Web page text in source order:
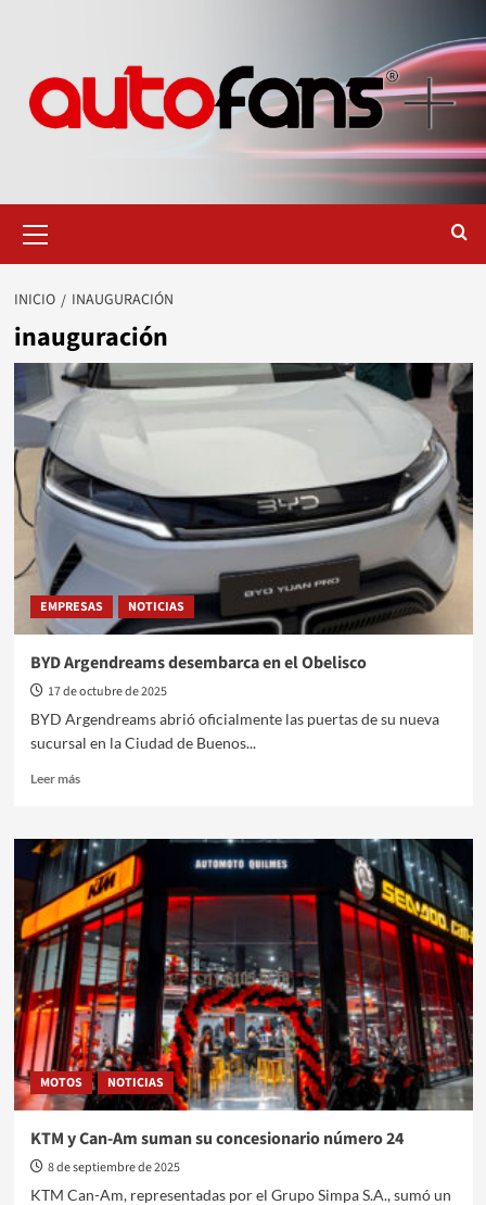
primario
INICIO INAUGURACIÓN
inauguración
EMPRESAS NOTICIAS
BYD Argendreams desembarca en el Obelisco
17 de octubre de 2025
BYD Argendreams abrió oficialmente las puertas de su nueva
sucursal en la Ciudad de Buenos...
Leer másLeer
BYD
Argendreams
desembarca
en
el
Obelisco
MOTOS NOTICIAS
KTM y Can-Am suman su concesionario número 24
8 de septiembre de 2025
KTM Can-Am, representadas por el Grupo Simpa S.A., sumó un